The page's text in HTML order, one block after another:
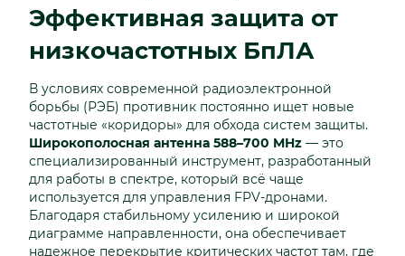
Эффективная защита от
низкочастотных БпЛА
В условиях современной радиоэлектронной
борьбы (РЭБ) противник постоянно ищет новые
частотные «коридоры» для обхода систем защиты.
Широкополосная антенна 588–700 MHz — это
специализированный инструмент, разработанный
для работы в спектре, который всё чаще
используется для управления FPV-дронами.
Благодаря стабильному усилению и широкой
диаграмме направленности, она обеспечивает
надежное перекрытие критических частот там, где